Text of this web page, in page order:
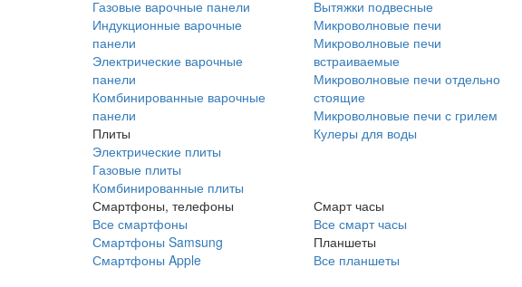
Газовые варочные панели
Индукционные варочные
панели
Электрические варочные
панели
Комбинированные варочные
панели
Плиты
Электрические плиты
Газовые плиты
Комбинированные плиты
Вытяжки подвесные
Микроволновые печи
Микроволновые печи
встраиваемые
Микроволновые печи отдельно
стоящие
Микроволновые печи с грилем
Кулеры для воды
Смартфоны, телефоны
Все смартфоны
Смартфоны Samsung
Смартфоны Apple
Смарт часы
Все смарт часы
Планшеты
Все планшеты